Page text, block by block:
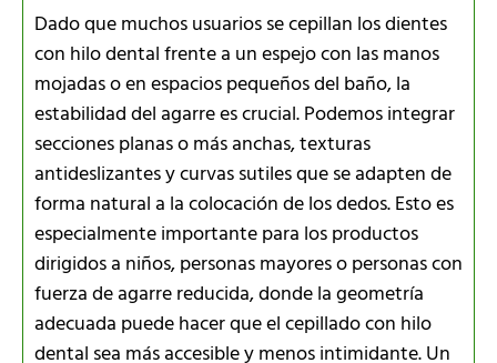
Dado que muchos usuarios se cepillan los dientes
con hilo dental frente a un espejo con las manos
mojadas o en espacios pequeños del baño, la
estabilidad del agarre es crucial. Podemos integrar
secciones planas o más anchas, texturas
antideslizantes y curvas sutiles que se adapten de
forma natural a la colocación de los dedos. Esto es
especialmente importante para los productos
dirigidos a niños, personas mayores o personas con
fuerza de agarre reducida, donde la geometría
adecuada puede hacer que el cepillado con hilo
dental sea más accesible y menos intimidante. Un